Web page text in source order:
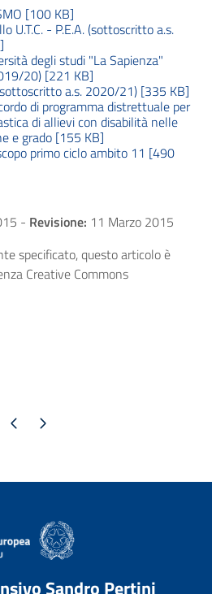
[100 KB]
U.T.C. - P.E.A. (sottoscritto a.s.
degli studi "La Sapienza"
20) [221 KB]
a.s. 2020/21) [335 KB]
di programma distrettuale per
di allievi con disabilità nelle
e grado [155 KB]
primo ciclo ambito 11 [490
- Revisione: 11 Marzo 2015
specificato, questo articolo è
Creative Commons
precedente
Pagina successiva
Sandro Pertini